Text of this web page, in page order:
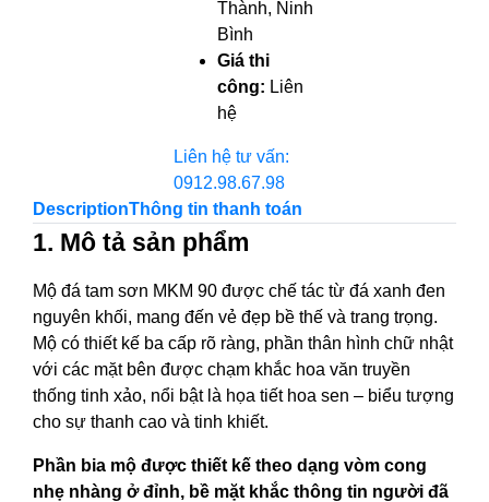
Thành, Ninh
Bình
Giá thi
công: Liên
hệ
Liên hệ tư vấn:
0912.98.67.98
DescriptionThông tin thanh toán
1. Mô tả sản phẩm
Mộ đá tam sơn MKM 90 được chế tác từ đá xanh đen
nguyên khối, mang đến vẻ đẹp bề thế và trang trọng.
Mộ có thiết kế ba cấp rõ ràng, phần thân hình chữ nhật
với các mặt bên được chạm khắc hoa văn truyền
thống tinh xảo, nổi bật là họa tiết hoa sen – biểu tượng
cho sự thanh cao và tinh khiết.
Phần bia mộ được thiết kế theo dạng vòm cong
nhẹ nhàng ở đỉnh, bề mặt khắc thông tin người đã